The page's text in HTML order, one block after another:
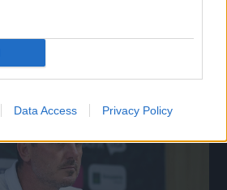
Data Access Privacy Policy
2026.08.05. |
Hírek